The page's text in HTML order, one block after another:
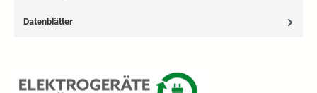
Datenblätter